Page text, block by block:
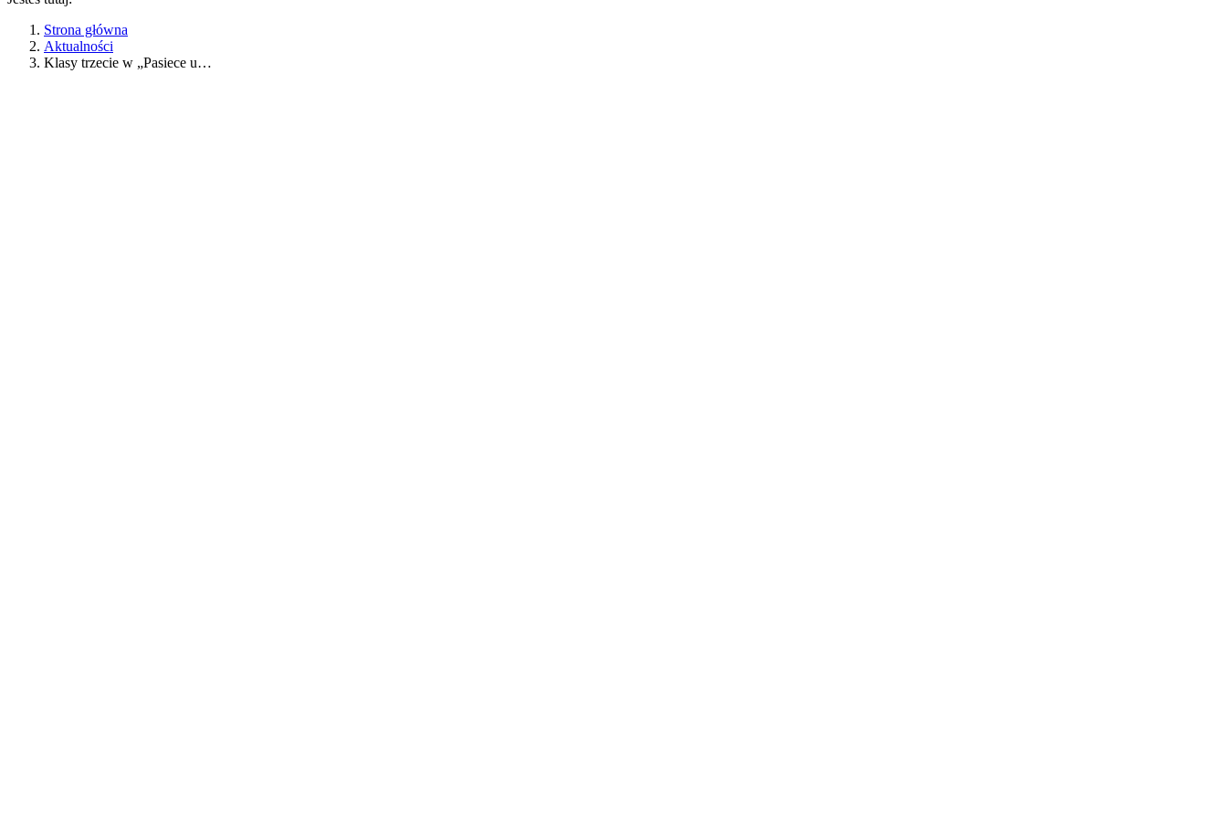
Strona główna
Aktualności
Klasy trzecie w „Pasiece u…